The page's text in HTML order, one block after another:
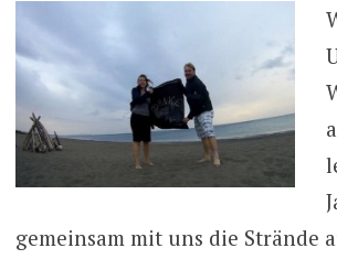
gemeinsam mit uns die Strände